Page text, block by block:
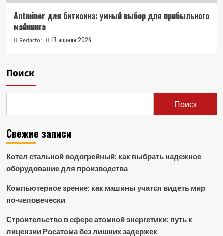
Antminer для биткоина: умный выбор для прибыльного
майнинга
Redactor 17 апреля 2026
Поиск
Поиск
Свежие записи
Котел стальной водогрейный: как выбрать надежное
оборудование для производства
Компьютерное зрение: как машины учатся видеть мир
по-человечески
Строительство в сфере атомной энергетики: путь к
лицензии Росатома без лишних задержек